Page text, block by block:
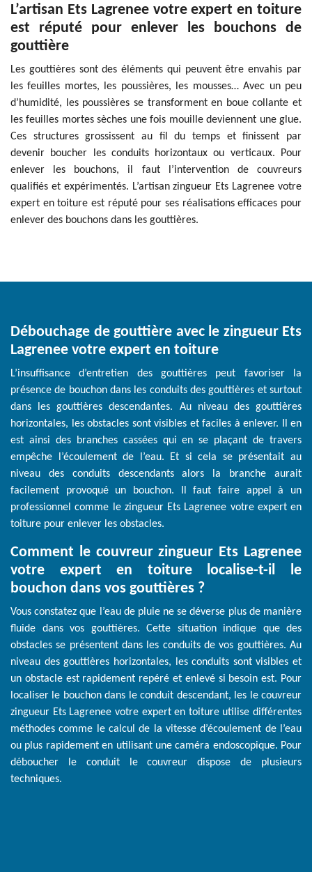
L’artisan Ets Lagrenee votre expert en toiture
est réputé pour enlever les bouchons de
gouttière
Les gouttières sont des éléments qui peuvent être envahis par
les feuilles mortes, les poussières, les mousses… Avec un peu
d’humidité, les poussières se transforment en boue collante et
les feuilles mortes sèches une fois mouille deviennent une glue.
Ces structures grossissent au fil du temps et finissent par
devenir boucher les conduits horizontaux ou verticaux. Pour
enlever les bouchons, il faut l’intervention de couvreurs
qualifiés et expérimentés. L’artisan zingueur Ets Lagrenee votre
expert en toiture est réputé pour ses réalisations efficaces pour
enlever des bouchons dans les gouttières.
Débouchage de gouttière avec le zingueur Ets
Lagrenee votre expert en toiture
L’insuffisance d’entretien des gouttières peut favoriser la
présence de bouchon dans les conduits des gouttières et surtout
dans les gouttières descendantes. Au niveau des gouttières
horizontales, les obstacles sont visibles et faciles à enlever. Il en
est ainsi des branches cassées qui en se plaçant de travers
empêche l’écoulement de l’eau. Et si cela se présentait au
niveau des conduits descendants alors la branche aurait
facilement provoqué un bouchon. Il faut faire appel à un
professionnel comme le zingueur Ets Lagrenee votre expert en
toiture pour enlever les obstacles.
Comment le couvreur zingueur Ets Lagrenee
votre expert en toiture localise-t-il le
bouchon dans vos gouttières ?
Vous constatez que l’eau de pluie ne se déverse plus de manière
fluide dans vos gouttières. Cette situation indique que des
obstacles se présentent dans les conduits de vos gouttières. Au
niveau des gouttières horizontales, les conduits sont visibles et
un obstacle est rapidement repéré et enlevé si besoin est. Pour
localiser le bouchon dans le conduit descendant, les le couvreur
zingueur Ets Lagrenee votre expert en toiture utilise différentes
méthodes comme le calcul de la vitesse d’écoulement de l’eau
ou plus rapidement en utilisant une caméra endoscopique. Pour
déboucher le conduit le couvreur dispose de plusieurs
techniques.